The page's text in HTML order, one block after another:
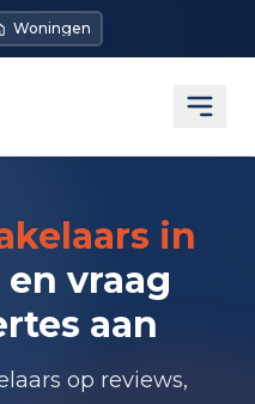
Woningen
in
en vraag
aan
op reviews,